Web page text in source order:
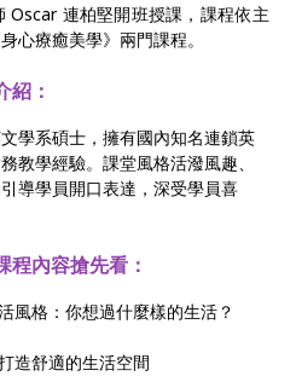
Oscar 連柏堅開班授課，課程依主
心療癒美學》兩門課程。
紹：
學系碩士，擁有國內知名連鎖英
教學經驗。課堂風格活潑風趣、
導學員開口表達，深受學員喜
程內容搶先看：
風格：你想過什麼樣的生活？
造舒適的生活空間